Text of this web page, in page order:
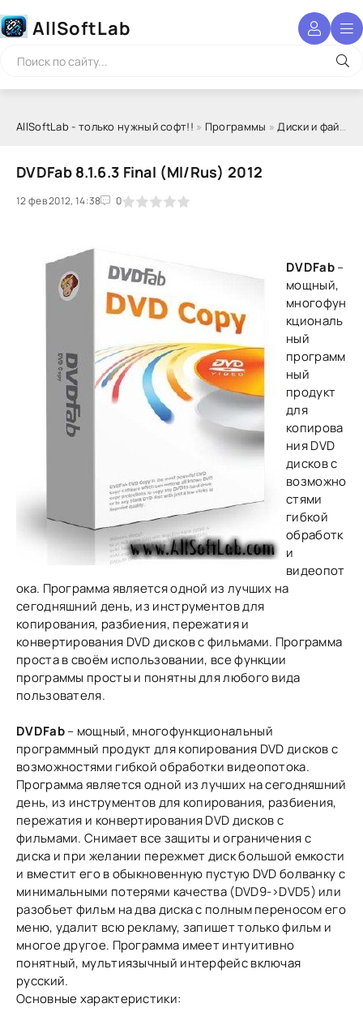
AllSoftLab
AllSoftLab - только нужный софт!! » Программы »Диски и файлы
DVDFab 8.1.6.3 Final (Ml/Rus) 2012
12 фев 2012, 14:38 0
1 2 3 4 5
DVDFab–
мощный,
многофун
кциональ
ный
программ
ный
продукт
для
копирова
ния DVD
дисков с
возможно
стями
гибкой
обработк
и
видеопот
ока. Программа является одной из лучших на
сегодняшний день, из инструментов для
копирования, разбиения, пережатия и
конвертирования DVD дисков с фильмами. Программа
проста в своём использовании, все функции
программы просты и понятны для любого вида
пользователя.
DVDFab– мощный, многофункциональный
программный продукт для копирования DVD дисков с
возможностями гибкой обработки видеопотока.
Программа является одной из лучших на сегодняшний
день, из инструментов для копирования, разбиения,
пережатия и конвертирования DVD дисков с
фильмами. Снимает все защиты и ограничения с
диска и при желании пережмет диск большой емкости
и вместит его в обыкновенную пустую DVD болванку с
минимальными потерями качества (DVD9->DVD5) или
разобьет фильм на два диска с полным переносом его
меню, удалит всю рекламу, запишет только фильм и
многое другое. Программа имеет интуитивно
понятный, мультиязычный интерфейс включая
русский.
Основные характеристики: